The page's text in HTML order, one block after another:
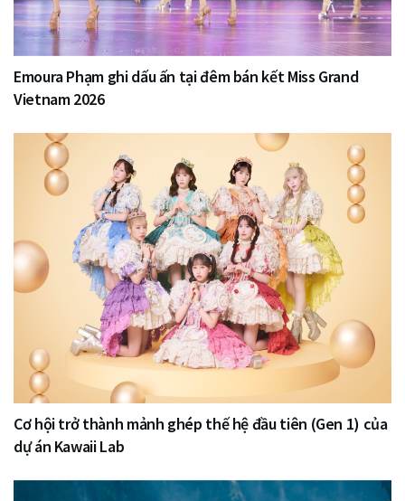
Emoura Phạm ghi dấu ấn tại đêm bán kết Miss Grand
Vietnam 2026
Cơ hội trở thành mảnh ghép thế hệ đầu tiên (Gen 1) của
dự án Kawaii Lab